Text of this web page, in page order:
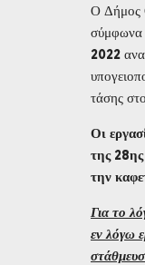
Ο Δήμος
2022
τάσης
Οι
της
την
Για το
εν λόγω